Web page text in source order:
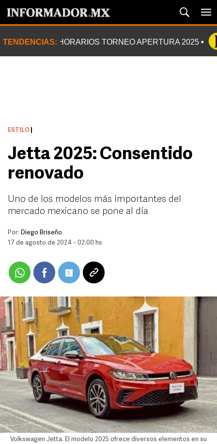
TENDENCIAS: HORARIOS TORNEO APERTURA 2025
ESTILO
Jetta 2025: Consentido
renovado
Uno de los modelos más importantes del
mercado mexicano se pone al día
Por: Diego Briseño
17 de agosto de 2024 - 02:00 hs
Volkswagen Jetta. El modelo 2025 ofrece diversos elementos en su